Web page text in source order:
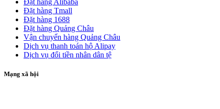
Đặt hàng Tmall
Đặt hàng 1688
Đặt hàng Quảng Châu
Vận chuyển hàng Quảng Châu
Dịch vụ thanh toán hộ Alipay
Dịch vụ đổi tiền nhân dân tệ
Mạng xã hội